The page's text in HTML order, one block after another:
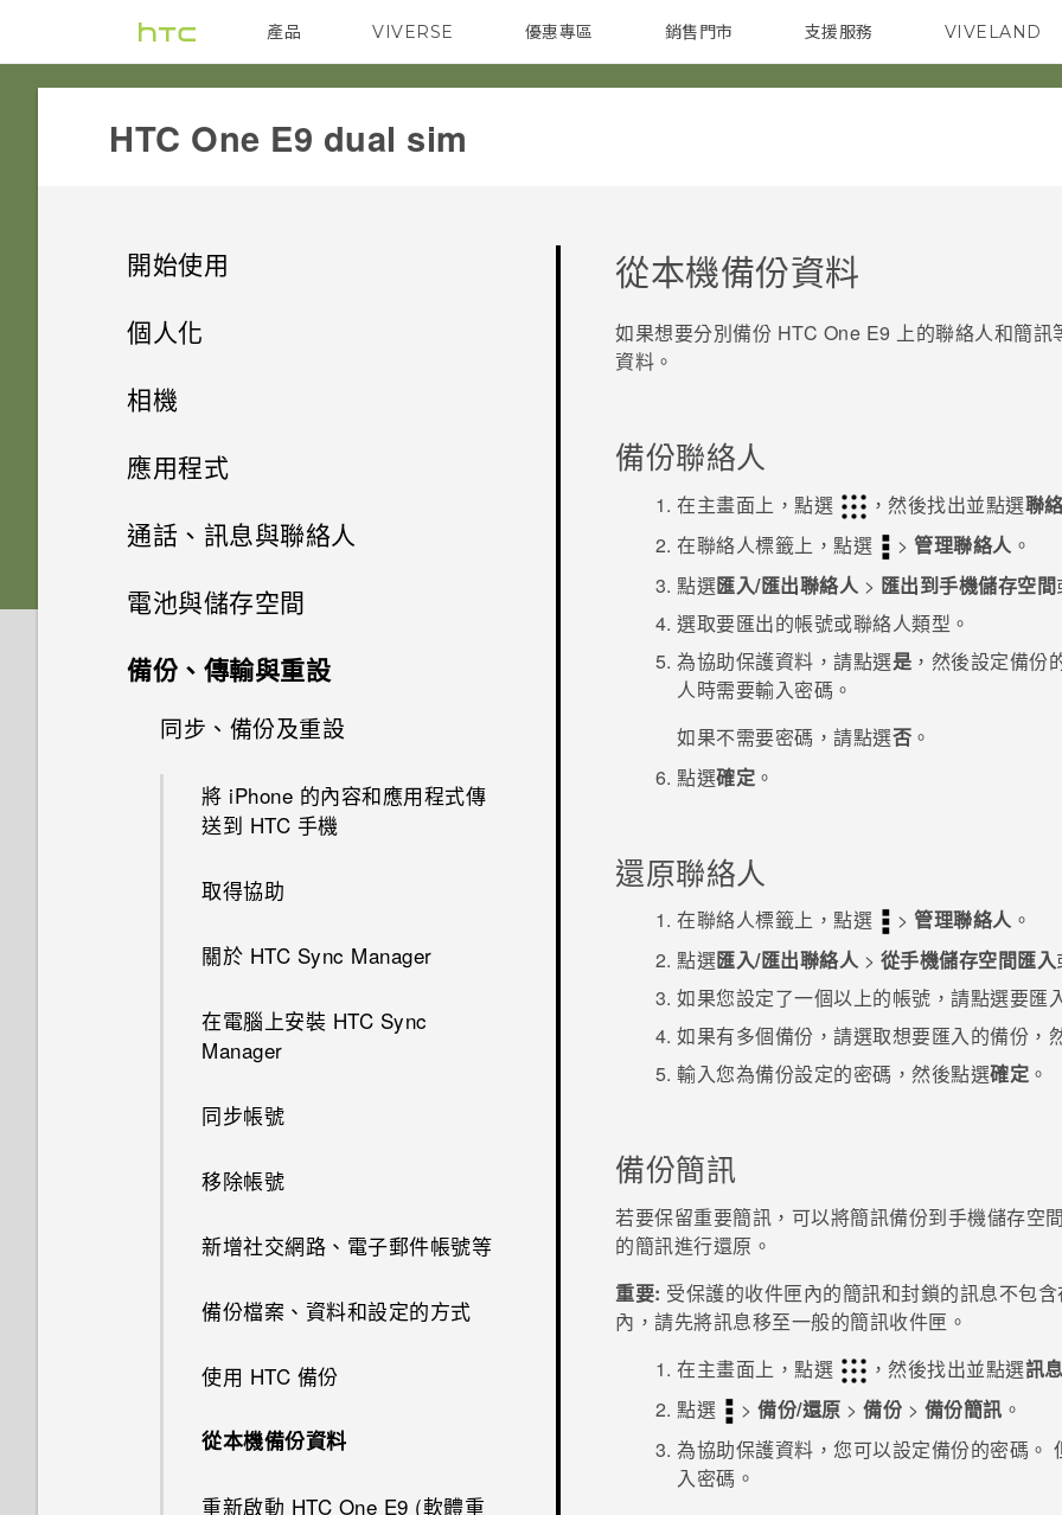
產品
VIVE G REIGNS 智慧型手機 配件
VIVERSE 優惠專區
焦點訊息 校園專案 企業採購
銷售門市
銷售通路 支援服務 VIVELAND
HTC One E9 dual sim‎
開始使用
手機上的各種便利功能
HTC 應用程式更新
影像
音效
SIM 卡
HTC One E9‍
切換最近使用的應用程式
休眠模式
將螢幕解鎖
動作手勢
個人化
手機設定及傳輸
解除安裝應用程式
透過 iCloud 傳送 iPhone 內容
透過藍牙從舊手機傳輸聯絡人
取得聯絡人及其他內容的其他方
法
在手機和電腦之間傳送相片、影
使用快速設定
認識手機設定
更新手機軟體
從 Play 商店取得應用程式
從網路下載應用程式
初次設定 HTC One E9‍
從雲端儲存空間還原備份
從 Android 手機傳輸內容
從 iPhone 傳輸內容的方式
重新建立自己的主題
尋找主題
分享主題
刪除主題
鈴聲、通知音效和鬧鐘
新增主畫面小工具
新增主畫面捷徑
編輯主畫面面板
變更主畫面
分類小工具面板和啟動列上的應
用程式
個人化設定
相機
相機
使用音量鍵拍攝相片及影片
關閉相機應用程式
拍攝連續的相片
在散景模式下變更焦點
相機畫面
拍攝相片
提示：如何拍出更棒的相片
拍攝影片
在錄影期間拍照 — 影像相片
使用連拍組合拍攝自拍照
拍攝自拍和人物照的小秘訣
使用瞬間美膚套用柔膚美化
使用自動自拍
應用程式
HTC BlinkFeed
何謂 HTC BlinkFeed？
開啟或關閉 HTC BlinkFeed
餐廳推薦
在 HTC BlinkFeed 上新增內容
的方式
自訂重點消息摘要
儲存文章供日後觀賞
張貼到社交網路
在相片集內檢視相片和影片
新增相片或影片至相簿
新增相片及影片標籤
搜尋相片及影片
將相片或影片複製或移至其他相
簿
尋找配對的相片
檢視 360 全景相片
變更影片播放速度
剪輯影片
從影片中儲存相片
檢視、編輯和儲存 Zoe 精選
One 相片集
套用相片濾鏡
美化人物照
選取相片進行編輯
最佳表情
幻影萬花筒
使用 HTC Connect 分享媒體
傳送音樂至 Blackfire 相容喇叭
將音樂傳送至支援 Qualcomm
HTC BoomSound Connect 應
機
將歌曲設成鈴聲
檢視歌詞
聆聽音樂
音樂播放清單
使用 Exchange ActiveSync 電
檢視日曆
排程或編輯活動
選擇要顯示的日曆
分享活動
接受或拒絕會議邀請
關閉或延遲活動提醒
查看郵件
傳送電子郵件訊息
Google 搜尋及應用程式
觀賞 YouTube
建立影片播放清單
使用 Google 即時資訊取得最當
下的資訊
搜尋 HTC One E9‍ 和網路
瀏覽網頁
將網頁加入我的最愛
清除瀏覽器記錄
啟動免費的Google 雲端硬碟儲
存空間
查看 Google 雲端硬碟 儲存空
打的電話嗎？
鍵或應用程式通知？
需要更多詳細資料嗎？
探索附近的景點
在 Car 內播放音樂
在 Car 中撥打電話
在 Car 內處理來電
通話、訊息與聯絡人
手機通話功能
通話記錄
切換靜音、震動和一般模式
本國撥號
撥打訊息、電子郵件或日曆活動
訊息
傳送簡訊 (SMS)
傳送多媒體訊息 (MMS)
轉寄訊息
將訊息移到受保護的收件匣
封鎖不要的訊息
複製訊息到 Nano SIM 卡
刪除訊息和對話
設定個人檔案
新增新的聯絡人
編輯聯絡人的資訊
聯繫聯絡人
匯入或複製聯絡人
合併聯絡人資訊
傳送聯絡人資訊
聯絡人群組
私密聯絡人
電池與儲存空間
電源及儲存空間管理
顯示電池百分比
查看電池用量
延長電池使用時間的提示
儲存空間類型
在 HTC One E9‍ 手機內複製檔
備份、傳輸與重設
同步、備份及重設
將 iPhone 的內容和應用程式傳
送到 HTC 手機
取得協助
關於 HTC Sync Manager
在電腦上安裝 HTC Sync
Manager
同步帳號
移除帳號
新增社交網路、電子郵件帳號等
備份檔案、資料和設定的方式
使用 HTC 備份
從本機備份資料
重新啟動 HTC One E9‍ (軟體重
從本機備份資料
如果想要分別備份 HTC One E9‍ 上的聯絡人和簡訊
資料。
備份聯絡人
在主畫面上，點選 ，然後找出並點選聯
在聯絡人標籤上，點選 >管理聯絡人 。
點選匯入/匯出聯絡人 > 匯出到手機儲存空間
選取要匯出的帳號或聯絡人類型。
為協助保護資料，請點選是 ，然後設定備份
人時需要輸入密碼。
如果不需要密碼，請點選否 。
點選確定 。
還原聯絡人
在聯絡人標籤上，點選 >管理聯絡人 。
點選匯入/匯出聯絡人 > 從手機儲存空間匯入
如果您設定了一個以上的帳號，請點選要匯
如果有多個備份，請選取想要匯入的備份，
輸入您為備份設定的密碼，然後點選確定 。
備份簡訊
若要保留重要簡訊，可以將簡訊備份到手機儲存空
的簡訊進行還原。
重要: 受保護的收件匣內的簡訊和封鎖的訊息不包
內，請先將訊息移至一般的簡訊收件匣。
在主畫面上，點選 ，然後找出並點選訊息
點選
>備份/還原 >備份 > 備份簡訊 。
為協助保護資料，您可以設定備份的密碼。
入密碼。